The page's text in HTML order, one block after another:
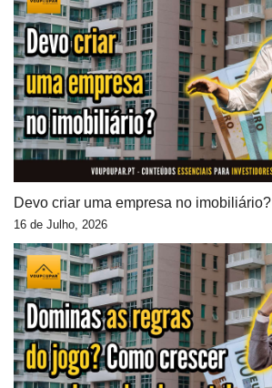
Devo criar uma empresa no imobiliário?
16 de Julho, 2026